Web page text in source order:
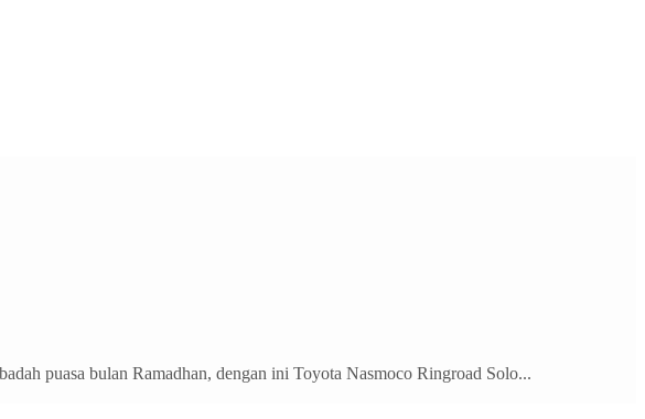
puasa bulan Ramadhan, dengan ini Toyota Nasmoco Ringroad Solo...